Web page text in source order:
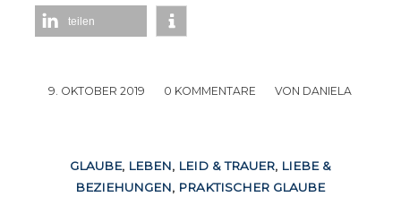
teilen
9. OKTOBER 2019
/ 0 KOMMENTARE
/ VON DANIELA
GLAUBE, LEBEN, LEID & TRAUER, LIEBE &
BEZIEHUNGEN, PRAKTISCHER GLAUBE